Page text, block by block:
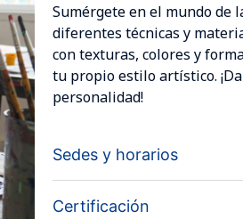
Sumérgete en el mundo de
diferentes técnicas y
con texturas, colores y
tu propio estilo artístico.
personalidad!
Sedes y horarios
Certificación